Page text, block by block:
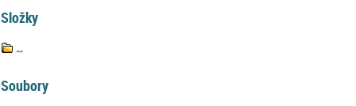
Složky
..
Soubory